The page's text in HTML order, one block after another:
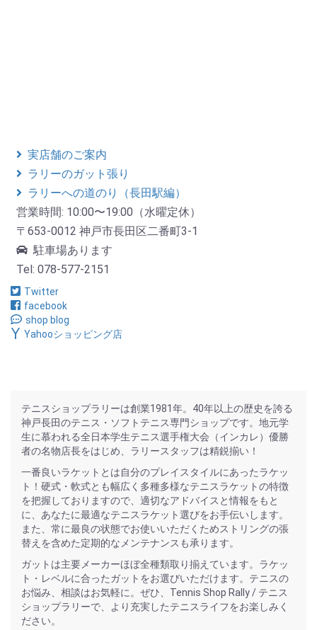
実店舗のご案内
ラリーのガット張り
ラリーへの道のり（長田駅編）
営業時間: 10:00〜19:00（水曜定休）
〒653-0012 神戸市長田区二番町3-1
駐車場あります
Tel: 078-577-2151
Twitter
facebook
shop blog
Yahooショッピング店
テニスショップラリーは創業1981年。40年以上の歴史を誇る
神戸長田のテニス・ソフトテニス専門ショップです。地元学
生に慕われる全日本学生テニス選手権大会（インカレ）優勝
者の名物店長をはじめ、ラリースタッフは精鋭揃い！
一番良いラケットとは自分のプレイスタイルにあったラケッ
ト！硬式・軟式とも幅広く多種多様なテニスラケットの特徴
を把握しておりますので、適切なアドバイスと情報をもと
に、あなたに最適なテニスラケット選びをお手伝いします。
また、常に最良の状態でお使いいただくためストリングの張
替えを含めた定期的なメンテナンスも承ります。
ガットは主要メーカーほぼ全種類取り揃えています。ラケッ
ト・レベルに合ったガットをお選びいただけます。テニスの
お悩み、相談はお気軽に。ぜひ、Tennis Shop Rally / テニス
ショップラリーで、より充実したテニスライフをお楽しみく
ださい。